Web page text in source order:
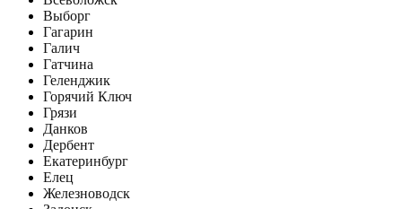
Выборг
Гагарин
Галич
Гатчина
Геленджик
Горячий Ключ
Грязи
Данков
Дербент
Екатеринбург
Елец
Железноводск